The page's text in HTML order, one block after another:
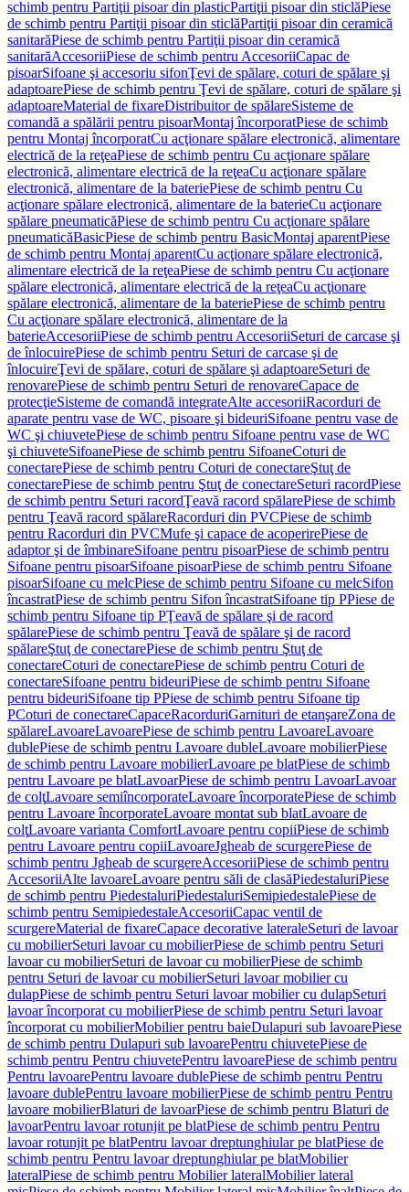
schimb pentru Partiţii pisoar din plasticPartiţii pisoar din sticlăPiese
de schimb pentru Partiţii pisoar din sticlăPartiţii pisoar din ceramică
sanitarăPiese de schimb pentru Partiţii pisoar din ceramică
sanitarăAccesoriiPiese de schimb pentru AccesoriiCapac de
pisoarSifoane şi accesoriu sifonŢevi de spălare, coturi de spălare şi
adaptoarePiese de schimb pentru Ţevi de spălare, coturi de spălare şi
adaptoareMaterial de fixareDistribuitor de spălareSisteme de
comandă a spălării pentru pisoarMontaj încorporatPiese de schimb
pentru Montaj încorporatCu acţionare spălare electronică, alimentare
electrică de la reţeaPiese de schimb pentru Cu acţionare spălare
electronică, alimentare electrică de la reţeaCu acţionare spălare
electronică, alimentare de la bateriePiese de schimb pentru Cu
acţionare spălare electronică, alimentare de la baterieCu acţionare
spălare pneumaticăPiese de schimb pentru Cu acţionare spălare
pneumaticăBasicPiese de schimb pentru BasicMontaj aparentPiese
de schimb pentru Montaj aparentCu acţionare spălare electronică,
alimentare electrică de la reţeaPiese de schimb pentru Cu acţionare
spălare electronică, alimentare electrică de la reţeaCu acţionare
spălare electronică, alimentare de la bateriePiese de schimb pentru
Cu acţionare spălare electronică, alimentare de la
baterieAccesoriiPiese de schimb pentru AccesoriiSeturi de carcase şi
de înlocuirePiese de schimb pentru Seturi de carcase şi de
înlocuireŢevi de spălare, coturi de spălare şi adaptoareSeturi de
renovarePiese de schimb pentru Seturi de renovareCapace de
protecţieSisteme de comandă integrateAlte accesoriiRacorduri de
aparate pentru vase de WC, pisoare şi bideuriSifoane pentru vase de
WC şi chiuvetePiese de schimb pentru Sifoane pentru vase de WC
şi chiuveteSifoanePiese de schimb pentru SifoaneCoturi de
conectarePiese de schimb pentru Coturi de conectareŞtuţ de
conectarePiese de schimb pentru Ştuţ de conectareSeturi racordPiese
de schimb pentru Seturi racordŢeavă racord spălarePiese de schimb
pentru Ţeavă racord spălareRacorduri din PVCPiese de schimb
pentru Racorduri din PVCMufe şi capace de acoperirePiese de
adaptor şi de îmbinareSifoane pentru pisoarPiese de schimb pentru
Sifoane pentru pisoarSifoane pisoarPiese de schimb pentru Sifoane
pisoarSifoane cu melcPiese de schimb pentru Sifoane cu melcSifon
încastratPiese de schimb pentru Sifon încastratSifoane tip PPiese de
schimb pentru Sifoane tip PŢeavă de spălare şi de racord
spălarePiese de schimb pentru Ţeavă de spălare şi de racord
spălareŞtuţ de conectarePiese de schimb pentru Ştuţ de
conectareCoturi de conectarePiese de schimb pentru Coturi de
conectareSifoane pentru bideuriPiese de schimb pentru Sifoane
pentru bideuriSifoane tip PPiese de schimb pentru Sifoane tip
PCoturi de conectareCapaceRacorduriGarnituri de etanşareZona de
spălareLavoareLavoarePiese de schimb pentru LavoareLavoare
dublePiese de schimb pentru Lavoare dubleLavoare mobilierPiese
de schimb pentru Lavoare mobilierLavoare pe blatPiese de schimb
pentru Lavoare pe blatLavoarPiese de schimb pentru LavoarLavoar
de colţLavoare semiîncorporateLavoare încorporatePiese de schimb
pentru Lavoare încorporateLavoare montat sub blatLavoare de
colţLavoare varianta ComfortLavoare pentru copiiPiese de schimb
pentru Lavoare pentru copiiLavoareJgheab de scurgerePiese de
schimb pentru Jgheab de scurgereAccesoriiPiese de schimb pentru
AccesoriiAlte lavoareLavoare pentru săli de clasăPiedestaluriPiese
de schimb pentru PiedestaluriPiedestaluriSemipiedestalePiese de
schimb pentru SemipiedestaleAccesoriiCapac ventil de
scurgereMaterial de fixareCapace decorative lateraleSeturi de lavoar
cu mobilierSeturi lavoar cu mobilierPiese de schimb pentru Seturi
lavoar cu mobilierSeturi de lavoar cu mobilierPiese de schimb
pentru Seturi de lavoar cu mobilierSeturi lavoar mobilier cu
dulapPiese de schimb pentru Seturi lavoar mobilier cu dulapSeturi
lavoar încorporat cu mobilierPiese de schimb pentru Seturi lavoar
încorporat cu mobilierMobilier pentru baieDulapuri sub lavoarePiese
de schimb pentru Dulapuri sub lavoarePentru chiuvetePiese de
schimb pentru Pentru chiuvetePentru lavoarePiese de schimb pentru
Pentru lavoarePentru lavoare dublePiese de schimb pentru Pentru
lavoare dublePentru lavoare mobilierPiese de schimb pentru Pentru
lavoare mobilierBlaturi de lavoarPiese de schimb pentru Blaturi de
lavoarPentru lavoar rotunjit pe blatPiese de schimb pentru Pentru
lavoar rotunjit pe blatPentru lavoar dreptunghiular pe blatPiese de
schimb pentru Pentru lavoar dreptunghiular pe blatMobilier
lateralPiese de schimb pentru Mobilier lateralMobilier lateral